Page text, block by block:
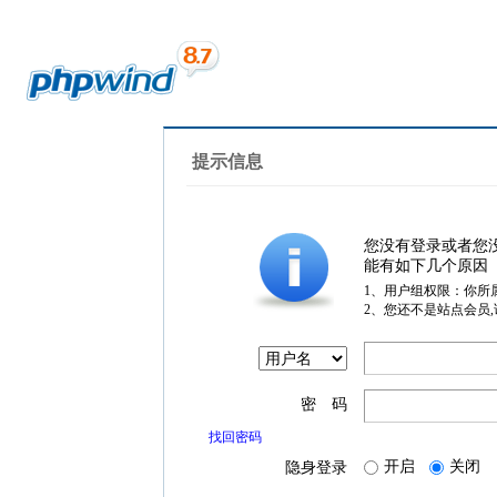
提示信息
您没有登录或者您
能有如下几个原因
1、用户组权限：你所
2、您还不是站点会员
密 码
找回密码
隐身登录 开启 关闭